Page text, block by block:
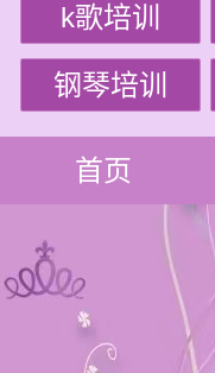
k歌培训
钢琴培训
首页